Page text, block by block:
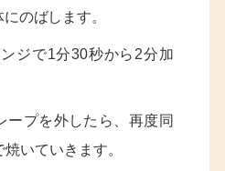
のばします。
ジで1分30秒から2分加
ープを外したら、再度同
いていきます。